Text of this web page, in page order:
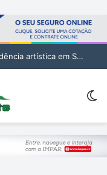
Encenadora Zia Soares orienta residência artística em São Vicente